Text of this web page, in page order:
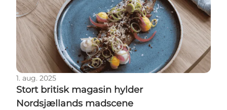
1. aug. 2025
Stort britisk magasin hylder
Nordsjællands madscene